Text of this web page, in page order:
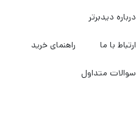
درباره دیدبرتر
ارتباط با ما راهنمای خرید
سوالات متداول